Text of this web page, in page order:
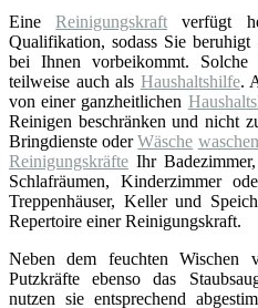
EineReinigungskraft verfügt
Qualifikation, sodass Sie
bei Ihnen vorbeikommt.
teilweise auch als Haushaltshilfe.
von einer ganzheitlichen
Reinigen beschränken und nicht
Bringdienste oderWäsche waschen
Reinigungskräfte Ihr
Schlafräumen, Kinderzimmer
Treppenhäuser, Keller und
Repertoire einer Reinigungskraft.
Neben dem feuchten Wischen
Putzkräfte ebenso das
nutzen sie entsprechend